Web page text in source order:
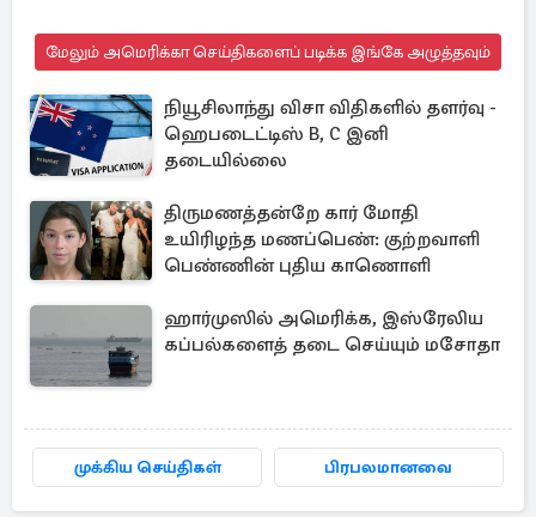
மேலும் அமெரிக்கா செய்திகளைப் படிக்க இங்கே அழுத்தவும்
நியூசிலாந்து விசா விதிகளில் தளர்வு -
ஹெபடைட்டிஸ் B, C இனி
தடையில்லை
திருமணத்தன்றே கார் மோதி
உயிரிழந்த மணப்பெண்: குற்றவாளி
பெண்ணின் புதிய காணொளி
ஹார்முஸில் அமெரிக்க, இஸ்ரேலிய
கப்பல்களைத் தடை செய்யும் மசோதா
முக்கிய செய்திகள் பிரபலமானவை